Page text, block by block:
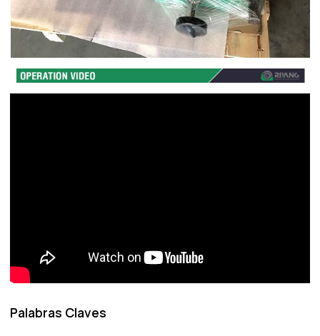
Palabras Claves